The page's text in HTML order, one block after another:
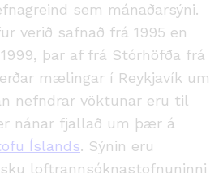
sem mánaðarsýni.
verið safnað frá 1995 en
þar af frá Stórhöfða frá
mælingar í Reykjavík um
nefndrar vöktunar eru til
nánar fjallað um þær á
Íslands. Sýnin eru
loftrannsóknastofnuninni